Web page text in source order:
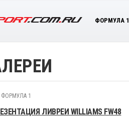
ФОРМУЛА 1
ФОРМУЛА 1
ЛИВРЕИ WILLIAMS FW48